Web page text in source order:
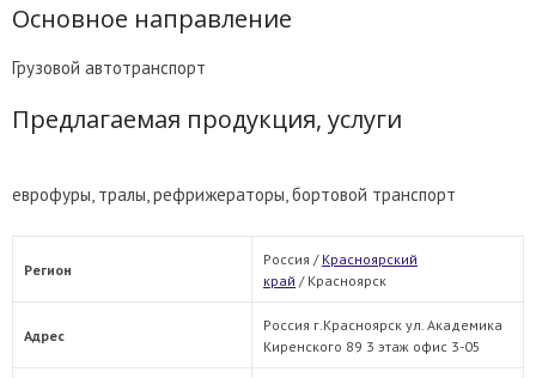
Основное направление
Грузовой автотранспорт
Предлагаемая продукция, услуги
еврофуры, тралы, рефрижераторы, бортовой транспорт
Регион
Россия / Красноярский
край / Красноярск
Адрес
Россия г.Красноярск ул. Академика
Киренского 89 3 этаж офис 3-05